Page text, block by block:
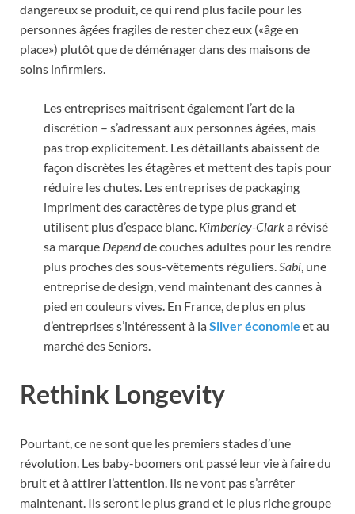
dangereux se produit, ce qui rend plus facile pour les
personnes âgées fragiles de rester chez eux («âge en
place») plutôt que de déménager dans des maisons de
soins infirmiers.
Les entreprises maîtrisent également l’art de la
discrétion – s’adressant aux personnes âgées, mais
pas trop explicitement. Les détaillants abaissent de
façon discrètes les étagères et mettent des tapis pour
réduire les chutes. Les entreprises de packaging
impriment des caractères de type plus grand et
utilisent plus d’espace blanc. Kimberley-Clarka révisé
sa marque Dependde couches adultes pour les rendre
plus proches des sous-vêtements réguliers. Sabi , une
entreprise de design, vend maintenant des cannes à
pied en couleurs vives. En France, de plus en plus
d’entreprises s’intéressent à laSilver économie et au
marché des Seniors.
Rethink Longevity
Pourtant, ce ne sont que les premiers stades d’une
révolution. Les baby-boomers ont passé leur vie à faire du
bruit et à attirer l’attention. Ils ne vont pas s’arrêter
maintenant. Ils seront le plus grand et le plus riche groupe